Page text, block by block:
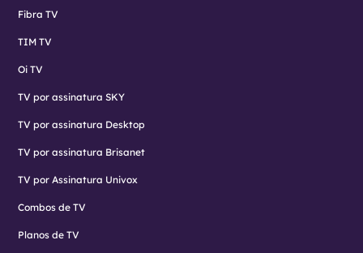
Fibra TV
TIM TV
Oi TV
TV por assinatura SKY
TV por assinatura Desktop
TV por assinatura Brisanet
TV por Assinatura Univox
Combos de TV
Planos de TV